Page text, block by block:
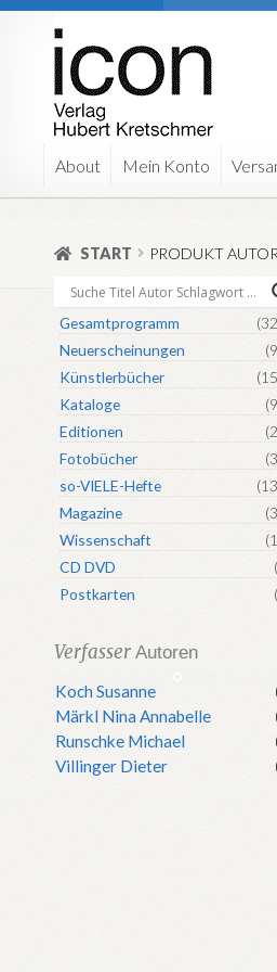
Zur
Navigation
springen
Zum
Inhalt
springen
About Mein Konto
START PRODUKT
Gesamtprogramm
Neuerscheinungen
Künstlerbücher
Kataloge
Editionen
Fotobücher
so-VIELE-Hefte
Magazine
Wissenschaft
CD DVD
Postkarten
Verfasser Autoren
Koch Susanne
Märkl Nina Annabelle
Runschke Michael
Villinger Dieter